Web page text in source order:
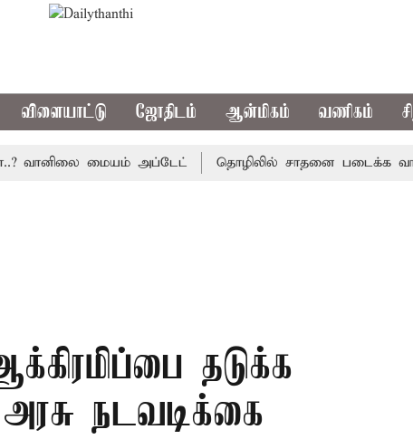
விளையாட்டு ஜோதிடம் ஆன்மிகம் வணிகம்
மையம் அப்டேட் தொழிலில் சாதனை படைக்க
தடுக்க
நடவடிக்கை